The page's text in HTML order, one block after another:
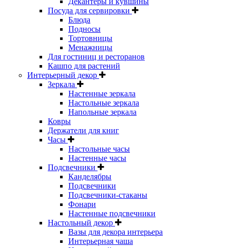
Посуда для сервировки
Блюда
Подносы
Тортовницы
Менажницы
Для гостиниц и ресторанов
Кашпо для растений
Интерьерный декор
Зеркала
Настенные зеркала
Настольные зеркала
Напольные зеркала
Ковры
Держатели для книг
Часы
Настольные часы
Настенные часы
Подсвечники
Канделябры
Подсвечники
Подсвечники-стаканы
Фонари
Настенные подсвечники
Настольный декор
Вазы для декора интерьера
Интерьерная чаша